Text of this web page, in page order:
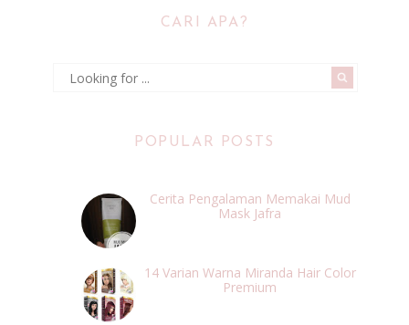
CARI APA?
POPULAR POSTS
Cerita Pengalaman Memakai Mud
Mask Jafra
14 Varian Warna Miranda Hair Color
Premium